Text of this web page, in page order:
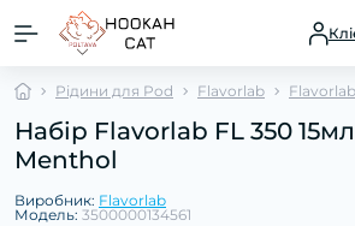
Рідини для Pod Flavorlab
Набір Flavorlab FL 350
Menthol
Виробник: Flavorlab
Модель: 3500000134561